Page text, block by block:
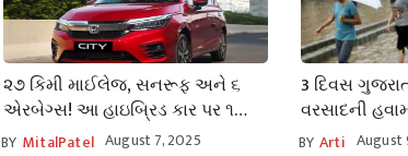
૨૭ કિમી માઈલેજ, સનરૂફ અને ૬
એરબેગ્સ! આ હાઇબ્રિડ કાર પર ૧
લાખ રૂપિયાનું ડિસ્કાઉન્ટ
BY MitalPatel August 7, 2025
3 દિવસ
વરસાદની
પટેલની
BY Arti August